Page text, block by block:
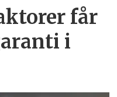
får
i